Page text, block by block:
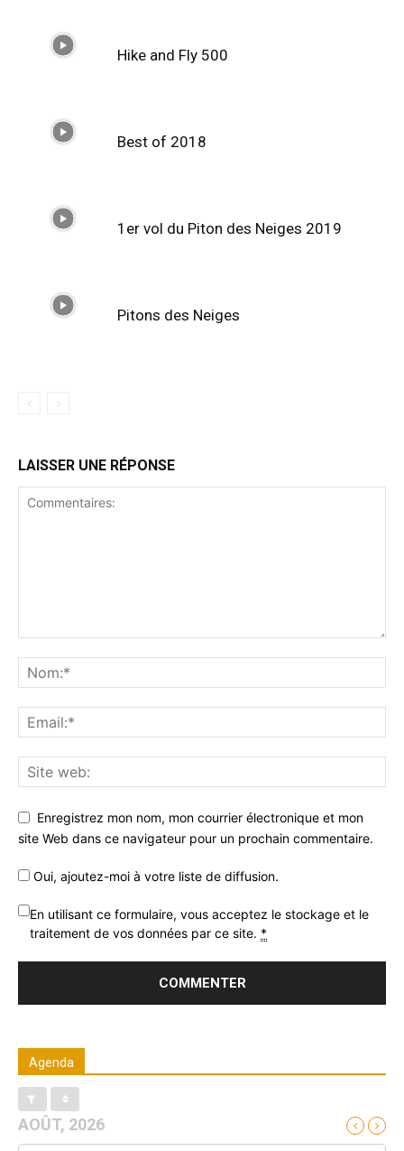
Hike and Fly 500
Best of 2018
1er vol du Piton des Neiges 2019
Pitons des Neiges
LAISSER UNE RÉPONSE
Enregistrez mon nom, mon courrier électronique et mon
site Web dans ce navigateur pour un prochain commentaire.
Oui, ajoutez-moi à votre liste de diffusion.
En utilisant ce formulaire, vous acceptez le stockage et le
traitement de vos données par ce site. *
Agenda
AOÛT, 2026